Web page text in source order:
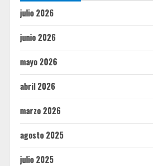
julio 2026
junio 2026
mayo 2026
abril 2026
marzo 2026
agosto 2025
julio 2025